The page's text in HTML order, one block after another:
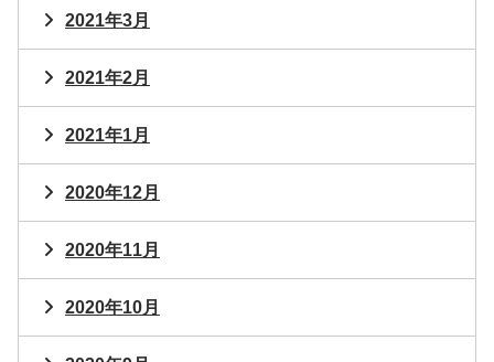
2021年3月
2021年2月
2021年1月
2020年12月
2020年11月
2020年10月